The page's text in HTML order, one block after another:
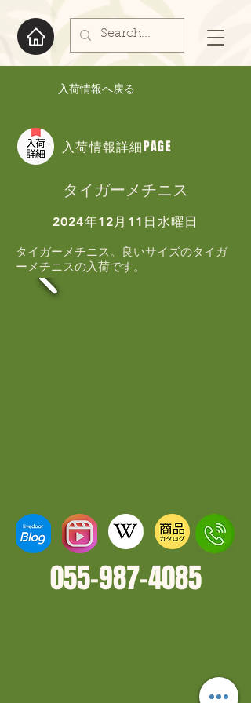
入荷情報へ戻る
入荷情報詳細PAGE
タイガーメチニス
2024年12月11日水曜日
タイガーメチニス。良いサイズのタイガ
ーメチニスの入荷です。
055-987-4085